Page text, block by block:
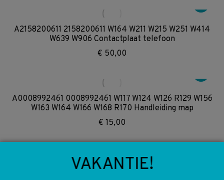
A2158200611 2158200611 W164 W211 W215 W251 W414
W639 W906 Contactplaat telefoon
€ 50,00
A0008992461 0008992461 W117 W124 W126 R129 W156
W163 W164 W166 W168 R170 Handleiding map
€ 15,00
A0001403785 0001403785 W208 Secundaire
VAKANTIE!